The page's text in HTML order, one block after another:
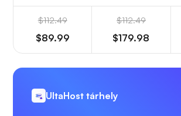
$112.49
$89.99
$112.49
$179.98
UltaHost tárhely